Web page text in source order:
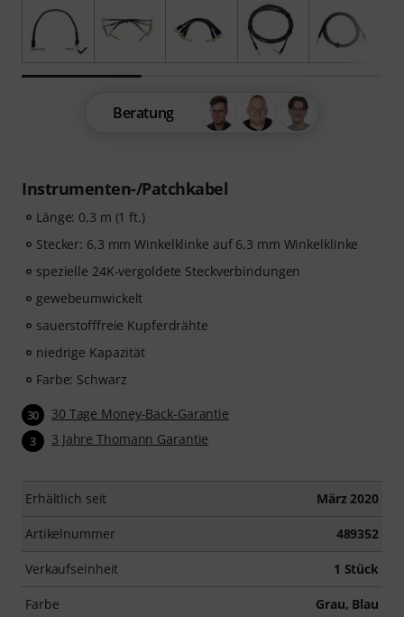
Instrumenten-/Patchkabel
Länge: 0,3 m (1 ft.)
Stecker: 6,3 mm Winkelklinke auf 6,3 mm Winkelklinke
spezielle 24K-vergoldete Steckverbindungen
gewebeumwickelt
sauerstofffreie Kupferdrähte
niedrige Kapazität
Farbe: Schwarz
30 30 Tage Money-Back-Garantie
3 3 Jahre Thomann Garantie
Erhältlich seit März 2020
Artikelnummer 489352
Verkaufseinheit 1 Stück
Farbe Grau, Blau
Beratung